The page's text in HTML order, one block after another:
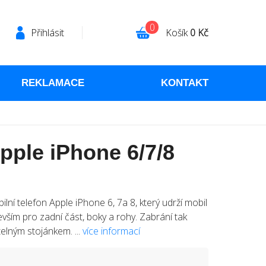
Přihlásit Košík0 Kč
0
REKLAMACE KONTAKT
iPhone 6/7/8
telefon Apple iPhone 6, 7a 8, který udrží mobil
pro zadní část, boky a rohy. Zabrání tak
stojánkem. ... více informací